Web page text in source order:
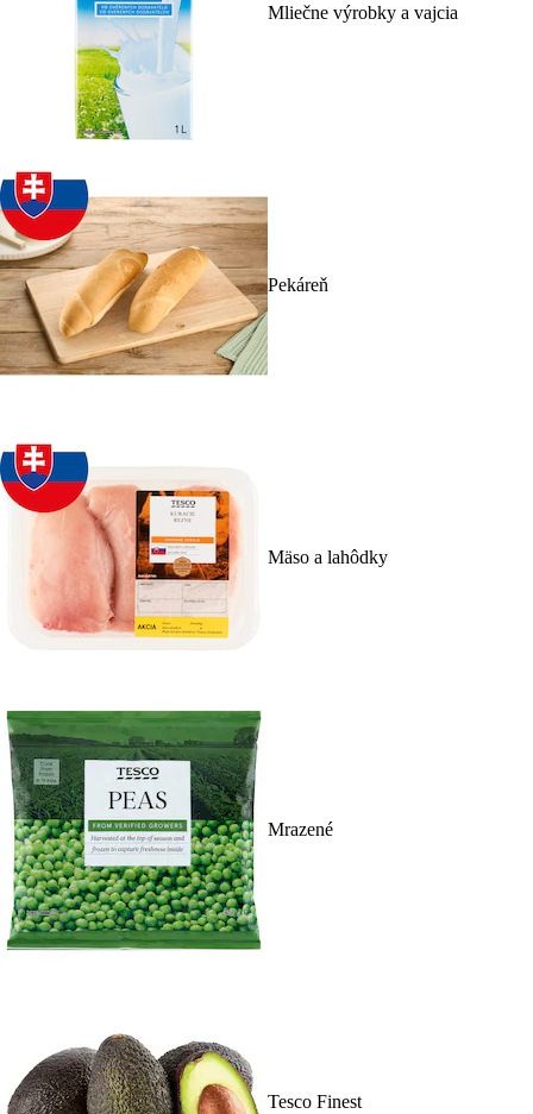
Mliečne výrobky a vajcia
Pekáreň
Mäso a lahôdky
Mrazené
Tesco Finest